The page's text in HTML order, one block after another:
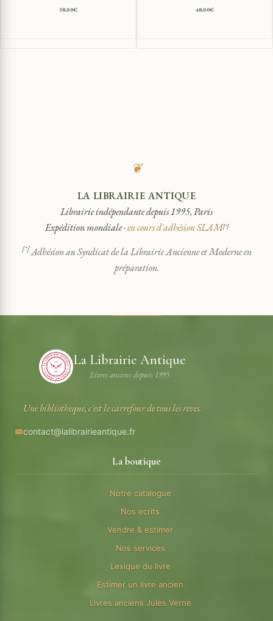
38,00€ 48,00€
❦
LA LIBRAIRIE ANTIQUE
Librairie indépendante depuis 1995, Paris
Expédition mondiale ·en cours d'adhésion SLAM[*]
[*]Adhésion au Syndicat de la Librairie Ancienne et Moderne en
préparation.
La Librairie Antique
Livres anciens depuis 1995
Une bibliotheque, c'est le carrefour de tous les reves.
contact@lalibrairieantique.fr
La boutique
Notre catalogue
Nos ecrits
Vendre & estimer
Nos services
Lexique du livre
Estimer un livre ancien
Livres anciens Jules Verne